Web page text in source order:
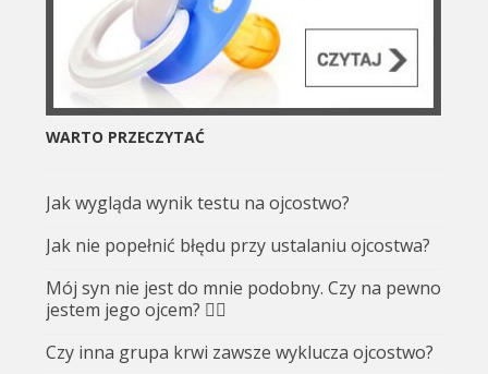
WARTO PRZECZYTAĆ
Jak wygląda wynik testu na ojcostwo?
Jak nie popełnić błędu przy ustalaniu ojcostwa?
Mój syn nie jest do mnie podobny. Czy na pewno
jestem jego ojcem? 🤷‍♂️
Czy inna grupa krwi zawsze wyklucza ojcostwo?